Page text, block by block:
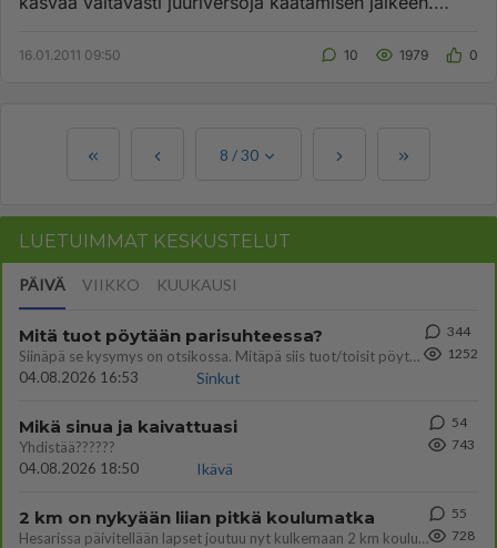
16.01.2011 09:50 10 1979 0
8 /30
LUETUIMMAT KESKUSTELUT
PÄIVÄ VIIKKO KUUKAUSI
Mitä tuot pöytään parisuhteessa?
Siinäpä se kysymys on otsikossa. Mitäpä siis tuot/toisit pöytään parisuhteessa? Oletko mies vai nainen? Koetko sen mitä
04.08.2026 16:53
Sinkut
344
1252
Mikä sinua ja kaivattuasi
Yhdistää??????
04.08.2026 18:50
Ikävä
54
743
2 km on nykyään liian pitkä koulumatka
Hesarissa päivitellään lapset joutuu nyt kulkemaan 2 km kouluun jösses. Ruostefillarilla tuo matka menee vaikka miten äk
55
728